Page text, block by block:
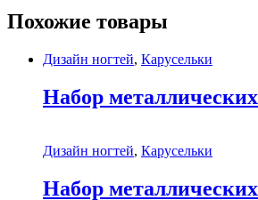
Похожие товары
Дизайн ногтей, Карусельки
Набор
Дизайн ногтей, Карусельки
Набор